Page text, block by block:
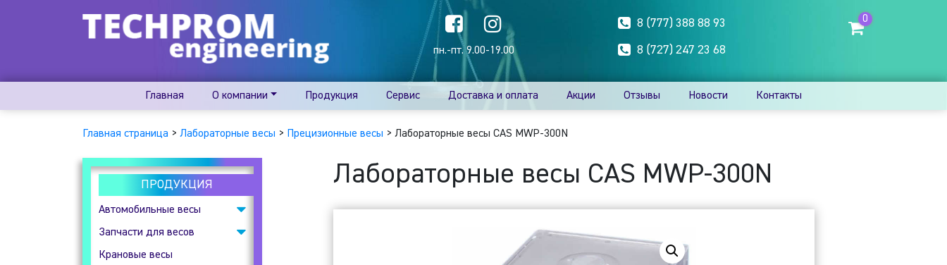
пн.-пт. 9.00-19.00
8 (777) 388 88 93
8 (727) 247 23 68
0
Главная О компании Продукция Сервис Доставка и оплата Акции Отзывы Новости Контакты
Главная страница > Лабораторные весы > Прецизионные весы > Лабораторные весы CAS MWP-300N
ПРОДУКЦИЯ
Автомобильные весы
Подкладные
автомобильные весы
Запчасти для весов
Весовые индикаторы
Крановые весы
Лабораторные весы CAS MWP-300N